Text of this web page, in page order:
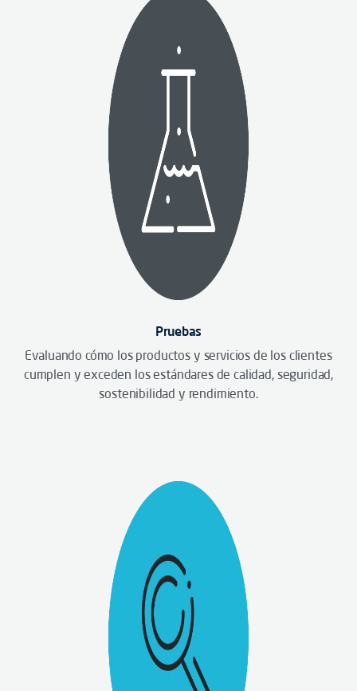
Pruebas
Evaluando cómo los productos y servicios de los clientes
cumplen y exceden los estándares de calidad, seguridad,
sostenibilidad y rendimiento.